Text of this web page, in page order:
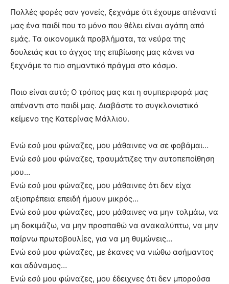
Πολλές φορές σαν γονείς, ξεχνάμε ότι έχουμε απέναντί
μας ένα παιδί που το μόνο που θέλει είναι αγάπη από
εμάς. Τα οικονομικά προβλήματα, τα νεύρα της
δουλειάς και το άγχος της επιβίωσης μας κάνει να
ξεχνάμε το πιο σημαντικό πράγμα στο κόσμο.
Ποιο είναι αυτό; Ο τρόπος μας και η συμπεριφορά μας
απέναντι στο παιδί μας. Διαβάστε το συγκλονιστικό
κείμενο της Κατερίνας Μάλλιου.
Ενώ εσύ μου φώναζες, μου μάθαινες να σε φοβάμαι…
Ενώ εσύ μου φώναζες, τραυμάτιζες την αυτοπεποίθηση
μου…
Ενώ εσύ μου φώναζες, μου μάθαινες ότι δεν είχα
αξιοπρέπεια επειδή ήμουν μικρός…
Ενώ εσύ μου φώναζες, μου μάθαινες να μην τολμάω, να
μη δοκιμάζω, να μην προσπαθώ να ανακαλύπτω, να μην
παίρνω πρωτοβουλίες, για να μη θυμώνεις…
Ενώ εσύ μου φώναζες, με έκανες να νιώθω ασήμαντος
και αδύναμος…
Ενώ εσύ μου φώναζες, μου έδειχνες ότι δεν μπορούσα